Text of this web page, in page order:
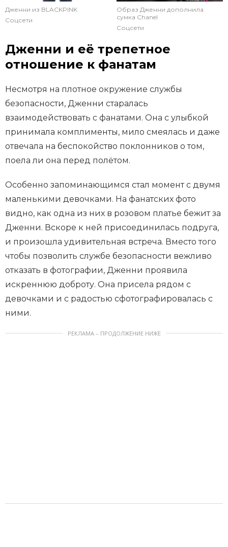
Дженни из BLACKPINK
Соцсети
Образ Дженни дополнила
сумка Chanel
Соцсети
Дженни и её трепетное
отношение к фанатам
Несмотря на плотное окружение службы
безопасности, Дженни старалась
взаимодействовать с фанатами. Она с улыбкой
принимала комплименты, мило смеялась и даже
отвечала на беспокойство поклонников о том,
поела ли она перед полётом.
Особенно запоминающимся стал момент с двумя
маленькими девочками. На фанатских фото
видно, как одна из них в розовом платье бежит за
Дженни. Вскоре к ней присоединилась подруга,
и произошла удивительная встреча. Вместо того
чтобы позволить службе безопасности вежливо
отказать в фотографии, Дженни проявила
искреннюю доброту. Она присела рядом с
девочками и с радостью сфотографировалась с
ними.
РЕКЛАМА – ПРОДОЛЖЕНИЕ НИЖЕ